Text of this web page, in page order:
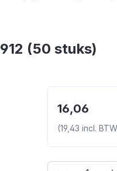
(50 stuks)
16,06
(19,43 incl.